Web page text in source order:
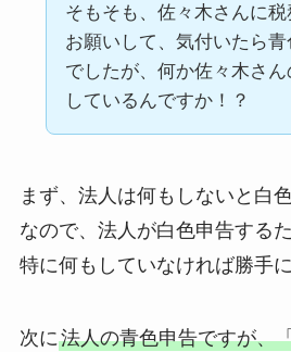
そもそも、佐々木さんに
お願いして、気付いたら
でしたが、何か佐々木さ
しているんですか！？
まず、法人は何もしないと白
なので、法人が白色申告する
特に何もしていなければ勝手
次に法人の青色申告ですが、